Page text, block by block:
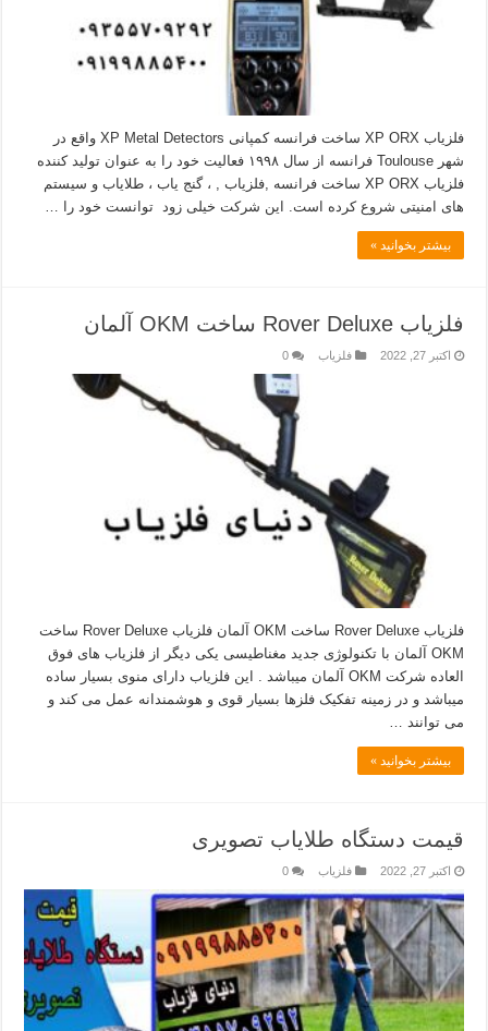
فلزیاب XP ORX ساخت فرانسه کمپانی XP Metal Detectors واقع در
شهر Toulouse فرانسه از سال ۱۹۹۸ فعالیت خود را به عنوان تولید کننده
فلزیاب XP ORX ساخت فرانسه ,فلزیاب , ، گنج یاب ، طلایاب و سیستم
های امنیتی شروع کرده است. این شرکت خیلی زود توانست خود را …
بیشتر بخوانید »
فلزیاب Rover Deluxe ساخت OKM آلمان
اکتبر 27, 2022 فلزیاب 0
فلزیاب Rover Deluxe ساخت OKM آلمان فلزیاب Rover Deluxe ساخت
OKM آلمان با تکنولوژی جدید مغناطیسی یکی دیگر از فلزیاب ھای فوق
العاده شرکت OKM آلمان میباشد . این فلزیاب دارای منوی بسیار ساده
میباشد و در زمینه تفکیک فلزھا بسیار قوی و ھوشمندانه عمل می کند و
می توانند …
بیشتر بخوانید »
قیمت دستگاه طلایاب تصویری
اکتبر 27, 2022 فلزیاب 0